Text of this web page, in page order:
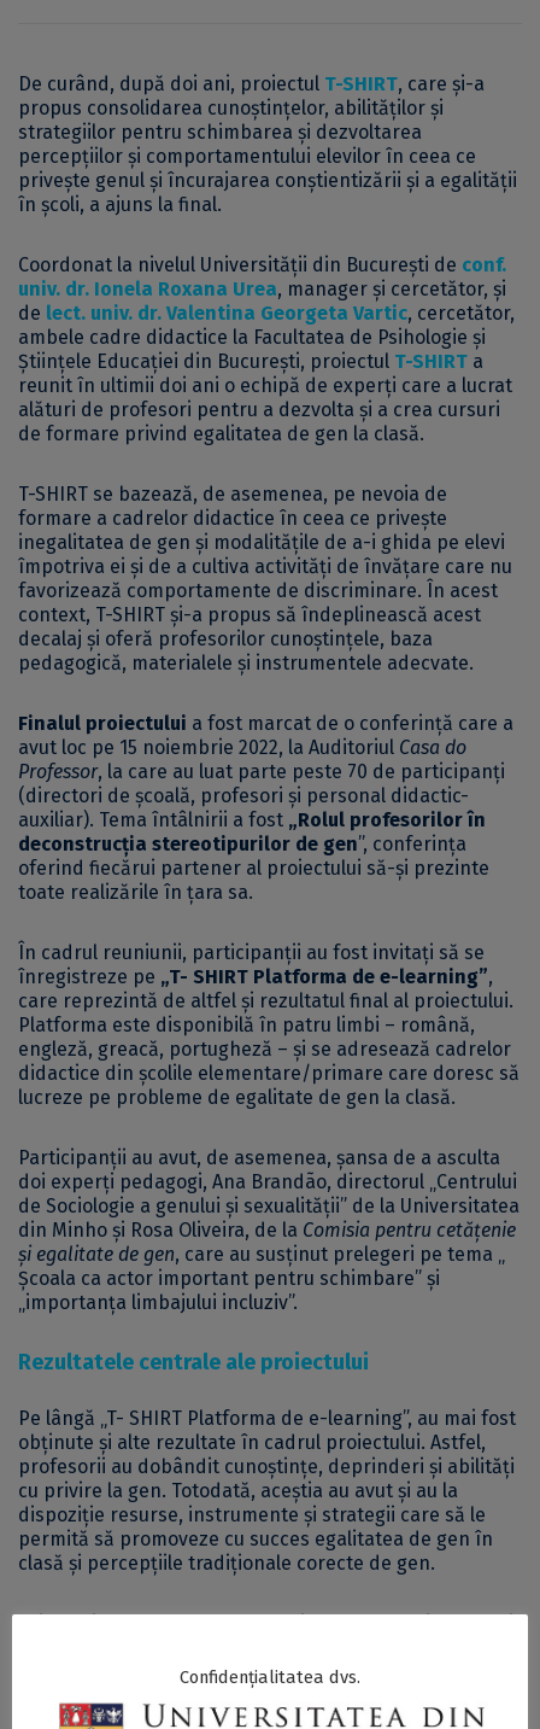
De curând, după doi ani, proiectul T-SHIRT, care și-a
propus consolidarea cunoștințelor, abilităților și
strategiilor pentru schimbarea și dezvoltarea
percepțiilor și comportamentului elevilor în ceea ce
privește genul și încurajarea conștientizării și a egalității
în școli, a ajuns la final.
Coordonat la nivelul Universității din București de conf.
univ. dr. Ionela Roxana Urea, manager și cercetător, și
de lect. univ. dr. Valentina Georgeta Vartic, cercetător,
ambele cadre didactice la Facultatea de Psihologie și
Științele Educației din București, proiectul T-SHIRT a
reunit în ultimii doi ani o echipă de experți care a lucrat
alături de profesori pentru a dezvolta și a crea cursuri
de formare privind egalitatea de gen la clasă.
T-SHIRT se bazează, de asemenea, pe nevoia de
formare a cadrelor didactice în ceea ce privește
inegalitatea de gen și modalitățile de a-i ghida pe elevi
împotriva ei și de a cultiva activități de învățare care nu
favorizează comportamente de discriminare. În acest
context, T-SHIRT și-a propus să îndeplinească acest
decalaj și oferă profesorilor cunoștințele, baza
pedagogică, materialele și instrumentele adecvate.
Finalul proiectului a fost marcat de o conferință care a
avut loc pe 15 noiembrie 2022, la Auditoriul Casa do
Professor, la care au luat parte peste 70 de participanți
(directori de școală, profesori și personal didactic-
auxiliar). Tema întâlnirii a fost „Rolul profesorilor în
deconstrucția stereotipurilor de gen”, conferința
oferind fiecărui partener al proiectului să-și prezinte
toate realizările în țara sa.
În cadrul reuniunii, participanții au fost invitați să se
înregistreze pe „T- SHIRT Platforma de e-learning”,
care reprezintă de altfel și rezultatul final al proiectului.
Platforma este disponibilă în patru limbi – română,
engleză, greacă, portugheză – și se adresează cadrelor
didactice din școlile elementare/primare care doresc să
lucreze pe probleme de egalitate de gen la clasă.
Participanții au avut, de asemenea, șansa de a asculta
doi experți pedagogi, Ana Brandão, directorul „Centrului
de Sociologie a genului și sexualității” de la Universitatea
din Minho și Rosa Oliveira, de la Comisia pentru cetățenie
și egalitate de gen, care au susținut prelegeri pe tema „
Școala ca actor important pentru schimbare” și
„importanța limbajului incluziv”.
Rezultatele centrale ale proiectului
Pe lângă „T- SHIRT Platforma de e-learning”, au mai fost
obținute și alte rezultate în cadrul proiectului. Astfel,
profesorii au dobândit cunoștințe, deprinderi și abilități
cu privire la gen. Totodată, aceștia au avut și au la
dispoziție resurse, instrumente și strategii care să le
permită să promoveze cu succes egalitatea de gen în
clasă și percepțiile tradiționale corecte de gen.
mediile educaționale din întreaga Europă. Totodată, în
instrumente durabile ce pot fi accesate gratuit pentru
Confidențialitatea dvs.